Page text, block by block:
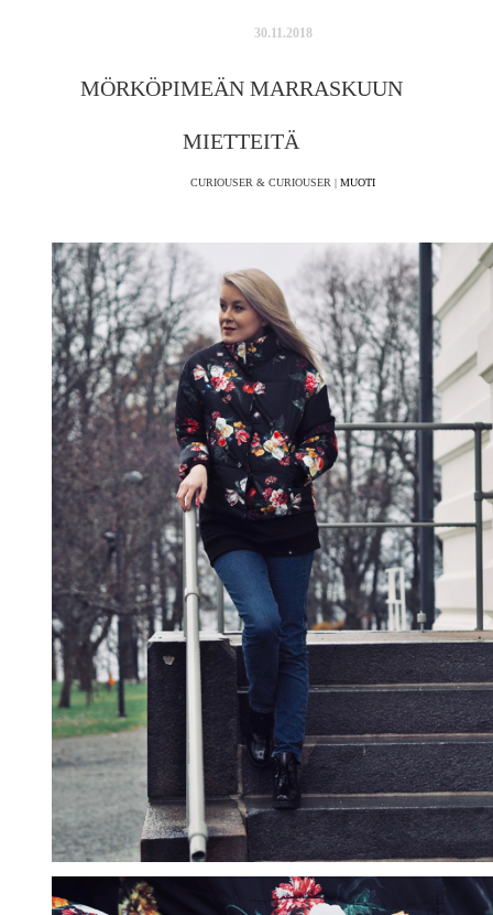
30.11.2018
MÖRKÖPIMEÄN MARRASKUUN
MIETTEITÄ
CURIOUSER & CURIOUSER | MUOTI